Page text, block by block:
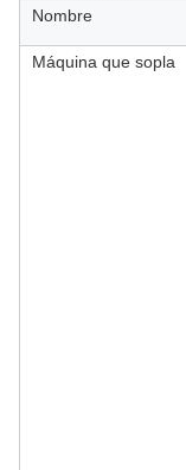
Nombre
Máquina que sopla